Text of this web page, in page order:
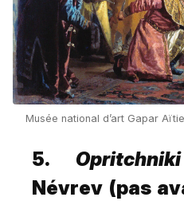
Musée national d’art Gapar
5. Opritchniki
Névrev (pas